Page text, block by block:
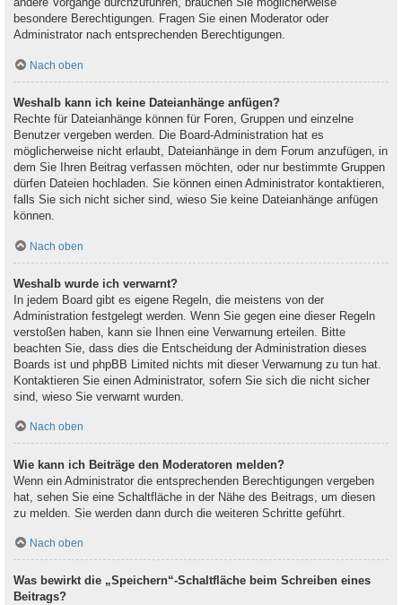
besondere Berechtigungen. Fragen Sie einen Moderator oder
Administrator nach entsprechenden Berechtigungen.
Nach oben
Weshalb kann ich keine Dateianhänge anfügen?
Rechte für Dateianhänge können für Foren, Gruppen und einzelne
Benutzer vergeben werden. Die Board-Administration hat es
möglicherweise nicht erlaubt, Dateianhänge in dem Forum anzufügen, in
dem Sie Ihren Beitrag verfassen möchten, oder nur bestimmte Gruppen
dürfen Dateien hochladen. Sie können einen Administrator kontaktieren,
falls Sie sich nicht sicher sind, wieso Sie keine Dateianhänge anfügen
können.
Nach oben
Weshalb wurde ich verwarnt?
In jedem Board gibt es eigene Regeln, die meistens von der
Administration festgelegt werden. Wenn Sie gegen eine dieser Regeln
verstoßen haben, kann sie Ihnen eine Verwarnung erteilen. Bitte
beachten Sie, dass dies die Entscheidung der Administration dieses
Boards ist und phpBB Limited nichts mit dieser Verwarnung zu tun hat.
Kontaktieren Sie einen Administrator, sofern Sie sich die nicht sicher
sind, wieso Sie verwarnt wurden.
Nach oben
Wie kann ich Beiträge den Moderatoren melden?
Wenn ein Administrator die entsprechenden Berechtigungen vergeben
hat, sehen Sie eine Schaltfläche in der Nähe des Beitrags, um diesen
zu melden. Sie werden dann durch die weiteren Schritte geführt.
Nach oben
Was bewirkt die „Speichern“-Schaltfläche beim Schreiben eines
Beitrags?